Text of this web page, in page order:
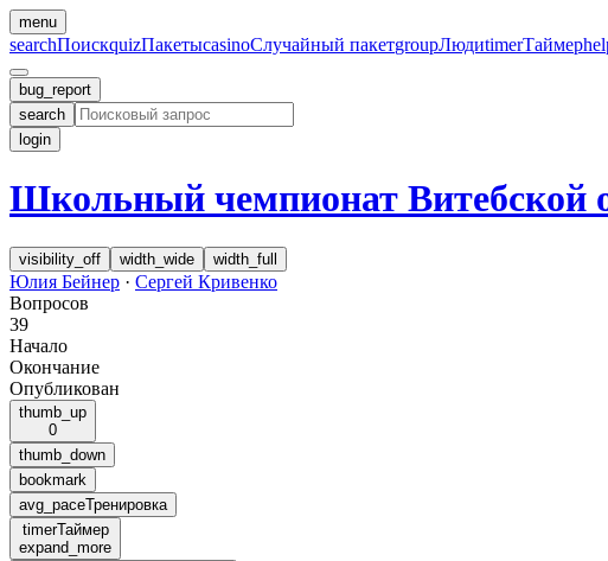
menu
searchПоискquizПакетыcasinoСлучайный пакетgroupЛюдиtimerТаймер
bug_report
search
login
Школьный чемпионат Витебской
visibility_off width_wide width_full
Юлия Бейнер · Сергей Кривенко
Вопросов
39
Начало
Окончание
Опубликован
thumb_up
0
thumb_down
bookmark
avg_paceТренировка
timerТаймер
expand_more